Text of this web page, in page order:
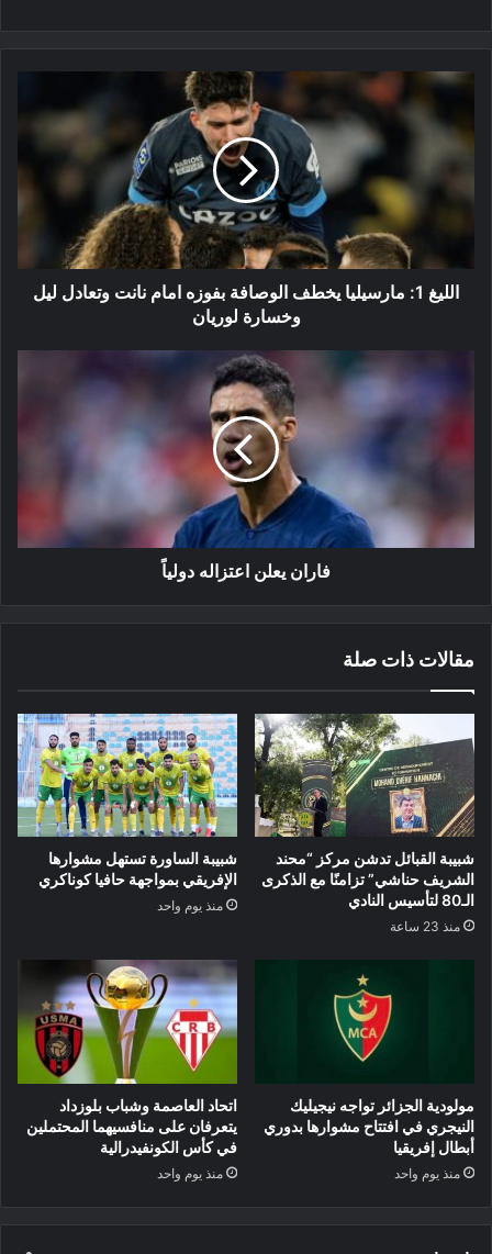
الليغ
مارسيليا
بفوزه
وتعادل
ليل
الليغ 1: مارسيليا يخطف الوصافة بفوزه امام نانت وتعادل ليل
وخسارة لوريان
فاران يعلن اعتزاله دولياً
مقالات ذات صلة
شبيبة القبائل تدشن مركز “محند
الشريف حناشي” تزامنًا مع الذكرى
الـ80 لتأسيس النادي
منذ 23 ساعة
شبيبة الساورة تستهل مشوارها
الإفريقي بمواجهة حافيا كوناكري
منذ يوم واحد
مولودية الجزائر تواجه نيجيليك
النيجري في افتتاح مشوارها بدوري
أبطال إفريقيا
منذ يوم واحد
اتحاد العاصمة وشباب بلوزداد
يتعرفان على منافسيهما المحتملين
في كأس الكونفيدرالية
منذ يوم واحد